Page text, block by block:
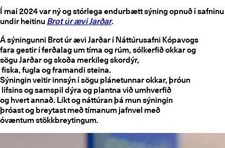
Í maí 2024 var ný og stórlega endurbætt sýning opnuð í safninu
undir heitinu Brot úr ævi Jarðar.
Á sýningunni Brot úr ævi Jarðar í Náttúrusafni Kópavogs
fara gestir í ferðalag um tíma og rúm, sólkerfið okkar og
sögu Jarðar og skoða merkileg skordýr,
fiska, fugla og framandi steina.
Sýningin veitir innsýn í sögu plánetunnar okkar, þróun
lífsins og samspil dýra og plantna við umhverfið
og hvert annað. Líkt og náttúran þá mun sýningin
þróast og breytast með tímanum jafnvel með
óvæntum stökkbreytingum.